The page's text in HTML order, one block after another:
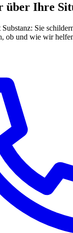
über Ihre
Sie
ob und wie wir